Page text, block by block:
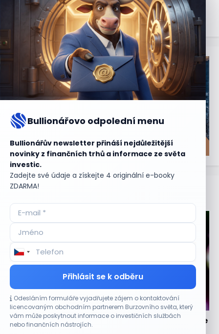
Bullionářovo odpolední menu
Bullionářův newsletter přináší nejdůležitější
novinky z finančních trhů a informace ze světa
investic.
Zadejte své údaje a získejte 4 originální e-booky
ZDARMA!
Přihlásit se k odběru
Odesláním formuláře vyjadřujete zájem o kontaktování
licencovaným obchodním partnerem Burzovního světa, který
vám může poskytnout informace o investičních službách
nebo finančních nástrojích.
Aktuální
CO HÝBE TRHEM
Lisa Su zlehčuje Muskův závazek vůči Nvidii. Akcie
AMD po výsledcích klesají